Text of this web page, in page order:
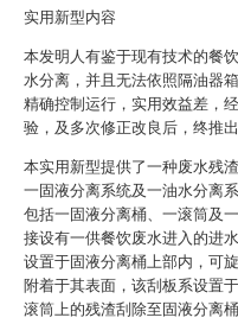
实用新型内容
本发明人有鉴于现有技术的餐
水分离，并且无法依照隔油器
精确控制运行，实用效益差，
验，及多次修正改良后，终推出
本实用新型提供了一种废水残
一固液分离系统及一油水分离
包括一固液分离桶、一滚筒及
接设有一供餐饮废水进入的进
设置于固液分离桶上部内，可
附着于其表面，该刮板系设置
滚筒上的残渣刮除至固液分离